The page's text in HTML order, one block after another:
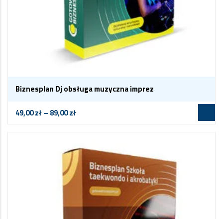
Biznesplan Dj obsługa muzyczna imprez
49,00zł– 89,00zł